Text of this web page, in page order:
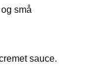
små
sauce.